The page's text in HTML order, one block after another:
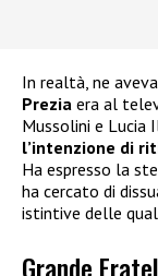
In realtà, ne
Prezia era al
Mussolini e Lucia
l’intenzione di
Ha espresso la
ha cercato di
istintive delle
Grande